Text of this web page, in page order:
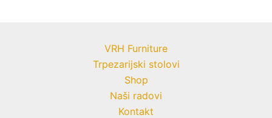
VRH Furniture
Trpezarijski stolovi
Shop
Naši radovi
Kontakt